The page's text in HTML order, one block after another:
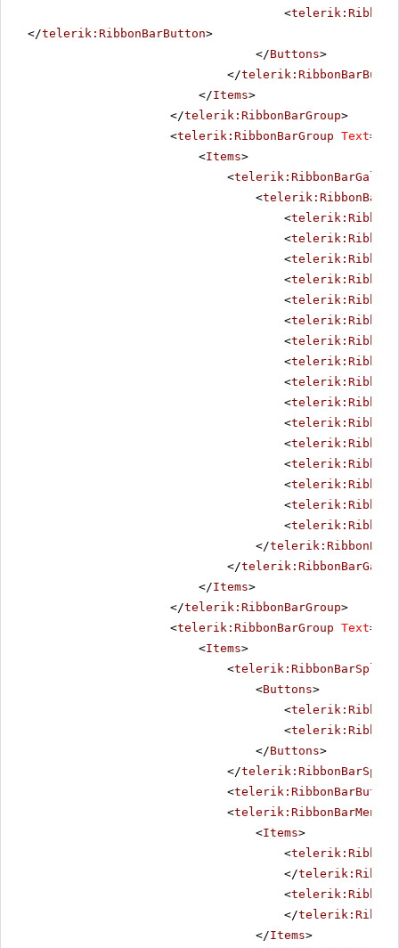
<
</telerik:RibbonBarButton>
</Buttons>
</
</Items>
</telerik:RibbonBarGroup>
<telerik:RibbonBarGroup Text=
<Items>
<
<
<
<
<
<
<
<
<
<
<
<
<
<
<
<
<
<
</
</
</Items>
</telerik:RibbonBarGroup>
<telerik:RibbonBarGroup Text=
<Items>
<
<Buttons>
<
<
</Buttons>
</
<telerik:RibbonBarButton
<telerik:RibbonBarMenu
<Items>
<
</
<
</
</Items>